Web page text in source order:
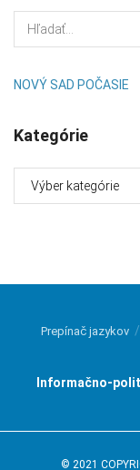
NOVÝ SAD POČASIE
Kategórie
Prepínač jazykov
Informačno-
© 2021